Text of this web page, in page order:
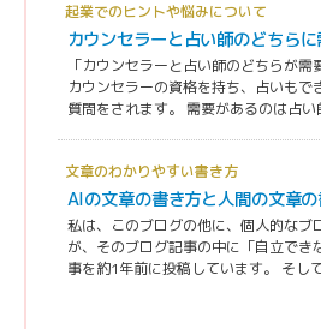
起業でのヒントや悩みについて
カウンセラーと占い師のどちら
「カウンセラーと占い師のどちらが需
カウンセラーの資格を持ち、占いもで
質問をされます。 需要があるのは占い
文章のわかりやすい書き方
AIの文章の書き方と人間の文章
私は、このブログの他に、個人的なブ
が、そのブログ記事の中に「自立でき
事を約1年前に投稿しています。 そし